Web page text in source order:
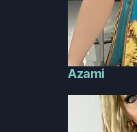
Azami